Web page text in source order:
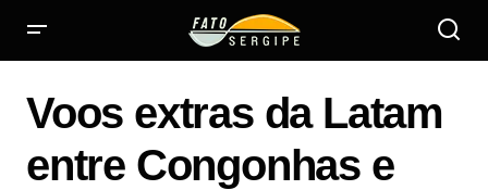
Voos extras da Latam
entre Congonhas e